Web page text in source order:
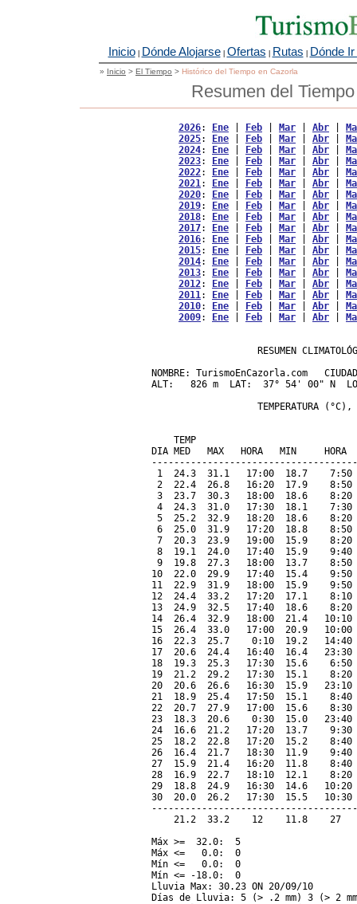
Inicio| Dónde Alojarse| Ofertas | Rutas | Dónde
» Inicio > El Tiempo > Histórico del Tiempo en Cazorla
Resumen del
2026: Ene Feb Mar Abr
2025: Ene Feb Mar Abr
2024: Ene Feb Mar Abr
2023: Ene Feb Mar Abr
2022: Ene Feb Mar Abr
2021: Ene Feb Mar Abr
2020: Ene Feb Mar Abr
2019: Ene Feb Mar Abr
2018: Ene Feb Mar Abr
2017: Ene Feb Mar Abr
2016: Ene Feb Mar Abr
2015: Ene Feb Mar Abr
2014: Ene Feb Mar Abr
2013: Ene Feb Mar Abr
2012: Ene Feb Mar Abr
2011: Ene Feb Mar Abr
2010: Ene Feb Mar Abr
2009: Ene Feb Mar Abr
RESUMEN
NOMBRE: TurismoEnCazorla.com
ALT:   826 m  LAT:  37° 54' 00" N
TEMPERATURA
TEMP
DIA MED   MAX   HORA   MIN
1  24.3  31.1   17:00  18.7
2  22.4  26.8   16:20  17.9
3  23.7  30.3   18:00  18.6
4  24.3  31.0   17:30  18.1
5  25.2  32.9   18:20  18.6
6  25.0  31.9   17:20  18.8
7  20.3  23.9   19:00  15.9
8  19.1  24.0   17:40  15.9
9  19.8  27.3   18:00  13.7
10  22.0  29.9   17:40  15.4
11  22.9  31.9   18:00  15.9
12  24.4  33.2   17:20  17.1
13  24.9  32.5   17:40  18.6
14  26.4  32.9   18:00  21.4
15  26.4  33.0   17:00  20.9
16  22.3  25.7    0:10  19.2
17  20.6  24.4   16:40  16.4
18  19.3  25.3   17:30  15.6
19  21.2  29.2   17:30  15.1
20  20.6  26.6   16:30  15.9
21  18.9  25.4   17:50  15.1
22  20.7  27.9   17:00  15.6
23  18.3  20.6    0:30  15.0
24  16.6  21.2   17:20  13.7
25  18.2  22.8   17:20  15.2
26  16.4  21.7   18:30  11.9
27  15.9  21.4   16:20  11.8
28  16.9  22.7   18:10  12.1
29  18.8  24.9   16:30  14.6
30  20.0  26.2   17:30  15.5
21.2  33.2    12    11.8    27
Máx >=  32.0:  5
Máx <=   0.0:  0
Mín <=   0.0:  0
Mín <= -18.0:  0
Lluvia Max: 30.23 ON 20/09/10
Días de Lluvia: 5 (> .2 mm) 3 (> 2